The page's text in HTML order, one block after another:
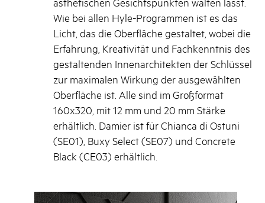
Wie bei allen Hyle-Programmen ist es das
Licht, das die Oberfläche gestaltet, wobei die
Erfahrung, Kreativität und Fachkenntnis des
gestaltenden Innenarchitekten der Schlüssel
zur maximalen Wirkung der ausgewählten
Oberfläche ist. Alle sind im Großformat
160x320, mit 12 mm und 20 mm Stärke
erhältlich. Damier ist für Chianca di Ostuni
(SE01), Buxy Select (SE07) und Concrete
Black (CE03) erhältlich.